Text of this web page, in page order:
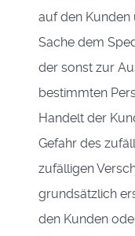
auf den Kunden
Sache dem
der sonst zur
bestimmten
Handelt der
Gefahr des
zufälligen
grundsätzlich
den Kunden